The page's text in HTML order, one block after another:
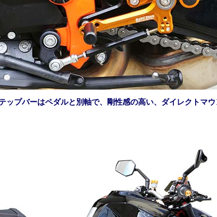
ップバーはペダルと別軸で、剛性感の高い、ダイレクトマ